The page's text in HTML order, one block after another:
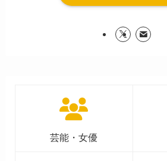
芸能・女優